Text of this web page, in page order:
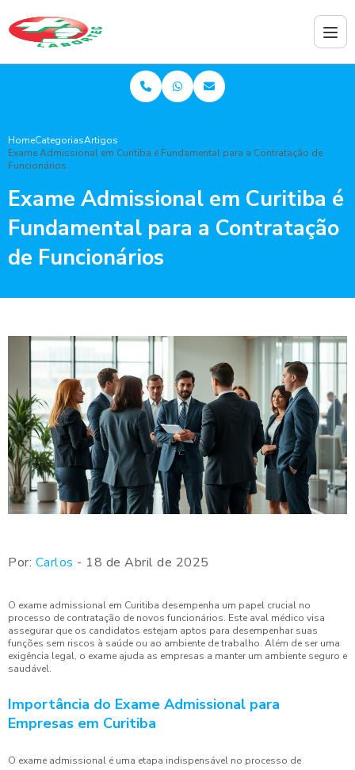
HomeCategoriasArtigos
Exame Admissional em Curitiba é Fundamental para a Contratação de
Funcionários
Exame Admissional em Curitiba é
Fundamental para a Contratação
de Funcionários
Por: Carlos - 18 de Abril de 2025
O exame admissional em Curitiba desempenha um papel crucial no
processo de contratação de novos funcionários. Este aval médico visa
assegurar que os candidatos estejam aptos para desempenhar suas
funções sem riscos à saúde ou ao ambiente de trabalho. Além de ser uma
exigência legal, o exame ajuda as empresas a manter um ambiente seguro e
saudável.
Importância do Exame Admissional para
Empresas em Curitiba
O exame admissional é uma etapa indispensável no processo de